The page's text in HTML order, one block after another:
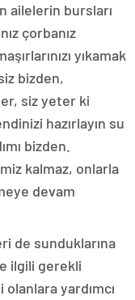
ailelerin bursları
çorbanız
yıkamak
bizden,
siz yeter ki
hazırlayın su
bizden.
kalmaz, onlarla
devam
de sunduklarına
ilgili gerekli
yardımcı